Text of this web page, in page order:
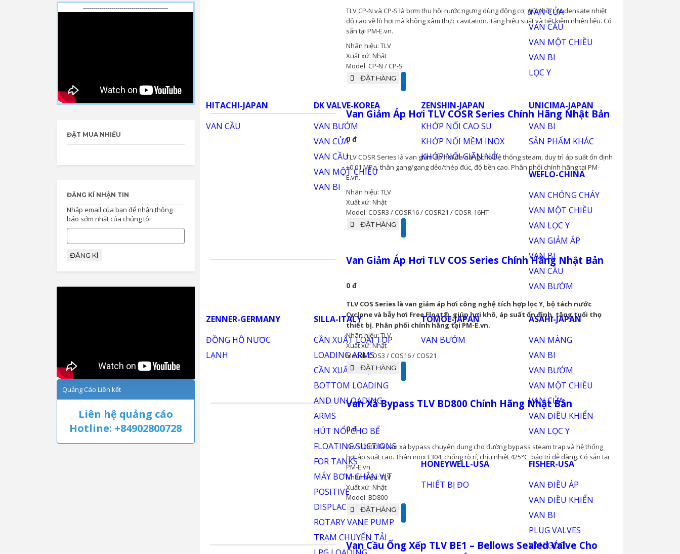
Bơm Thu Hồi Nước Ngưng TLV CP-N / CP-S Chính Hãng
Nhật Bản
0 đ
TLV CP-N và CP-S là bơm thu hồi nước ngưng dùng động cơ, giúp hồi condensate nhiệt
độ cao về lò hơi mà không xâm thực cavitation. Tăng hiệu suất và tiết kiệm nhiên liệu. Có
sẵn tại PM-E.vn.
Xuất xứ: Nhật
Model: CP-N / CP-S
Van Giảm Áp Hơi TLV COSR Series Chính Hãng Nhật Bản
0 đ
TLV COSR Series là van giảm áp hơi đa năng cho hệ thống steam, duy trì áp suất ổn định
±0.01 MPa, thân gang/gang dẻo/thép đúc, độ bền cao. Phân phối chính hãng tại PM-
Xuất xứ: Nhật
Van Giảm Áp Hơi TLV COS Series Chính Hãng Nhật Bản
0 đ
TLV COS Series là van giảm áp hơi công nghệ tích hợp lọc Y, bộ tách nước
Cyclone và bẫy hơi Free Float®, giúp hơi khô, áp suất ổn định, tăng tuổi thọ
Nhãn hiệu: TLV
Model: COS3 / COS16 / COS21
ĐẶT HÀNG
Van Xả Bypass TLV BD800 Chính Hãng Nhật Bản
0 đ
TLV BD800 là van xả bypass chuyên dụng cho đường bypass steam trap và hệ thống
hơi áp suất cao. Thân inox F304, chống rò rỉ, chịu nhiệt 425°C, bảo trì dễ dàng. Có sẵn tại
PM-E.vn.
thiết bị an toàn van tự động
------------------------------------------
Nhập email của bạn để nhận thông
báo sớm nhất của chúng tôi